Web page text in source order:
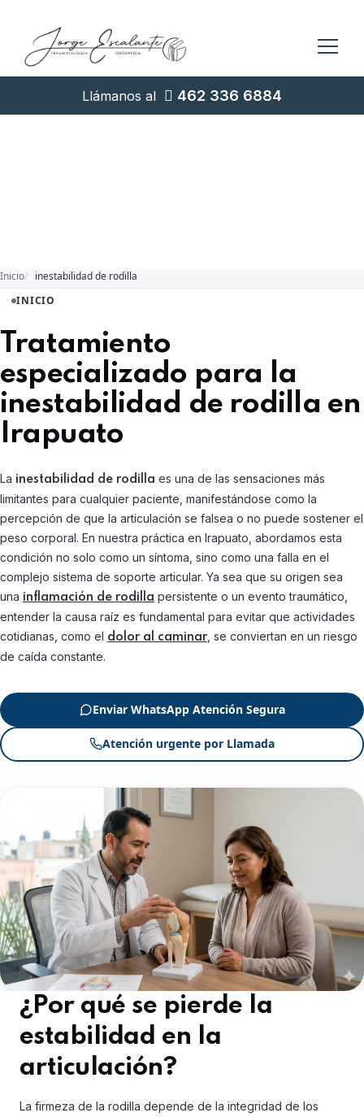
Llámanos al 462 336 6884
Inicio
inestabilidad de rodilla
INICIO
Tratamiento
especializado para la
inestabilidad de rodilla en
Irapuato
La inestabilidad de rodilla es una de las sensaciones más
limitantes para cualquier paciente, manifestándose como la
percepción de que la articulación se falsea o no puede sostener el
peso corporal. En nuestra práctica en Irapuato, abordamos esta
condición no solo como un síntoma, sino como una falla en el
complejo sistema de soporte articular. Ya sea que su origen sea
una inflamación de rodilla persistente o un evento traumático,
entender la causa raíz es fundamental para evitar que actividades
cotidianas, como el dolor al caminar, se conviertan en un riesgo
de caída constante.
Enviar WhatsApp Atención Segura
Atención urgente por Llamada
¿Por qué se pierde la
estabilidad en la
articulación?
La firmeza de la rodilla depende de la integridad de los